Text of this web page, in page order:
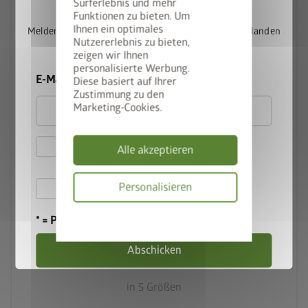
Surferlebnis und mehr
Funktionen zu bieten. Um
Ihnen ein optimales
Nutzererlebnis zu bieten,
zeigen wir Ihnen
personalisierte Werbung.
Diese basiert auf Ihrer
Zustimmung zu den
Marketing-Cookies.
Alle akzeptieren
Personalisieren
in 5 Größen
palette
5 Farbvariationen
deployed_code
5 Größen
lock_person
Beste Sicherheitsstandards
20 Jahre Garantie
Melden Sie sich jetzt für unseren Newsletter an und landen
Sie automatisch im Lostopf.
E-Mail
Hiermit akzeptiere ich
dieDatenschutzbestimmungen
Hiermit akzeptiere ich die
Teilnahmebedingungen.
* = Pflichtfeld
Abschicken